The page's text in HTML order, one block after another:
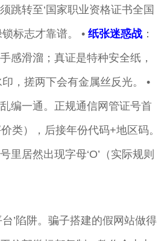
跳转至‘国家职业资格证书全国
标志才靠谱。 • 纸张迷惑战：
感滑溜；真证是特种安全纸，
印，搓两下会有金属丝反光。 •
编一通。正规通信网管证号首
类），后接年份代码+地区码。
里居然出现字母‘O’（实际规则
’陷阱。骗子搭建的假网站做得